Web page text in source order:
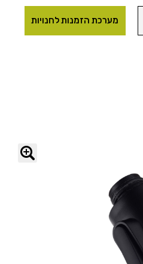
מערכת הזמנות לחנויות